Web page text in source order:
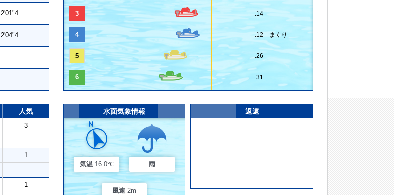
2'01"4
2'04"4
3 .14
4 .12 まくり
5 .26
6 .31
人気
3
1
1
水面気象情報
気温 16.0℃ 雨
風速 2m
返還